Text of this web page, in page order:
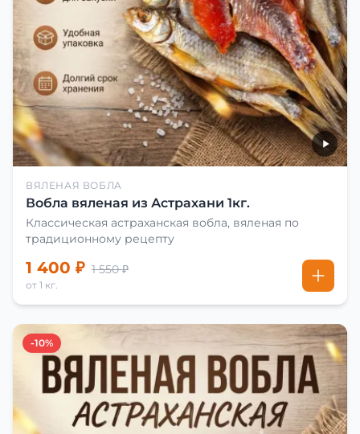
ВЯЛЕНАЯ ВОБЛА
Вобла вяленая из Астрахани 1кг.
Классическая астраханская вобла, вяленая по
традиционному рецепту
1 400 ₽ 1 550 ₽
от 1 кг.
-10%